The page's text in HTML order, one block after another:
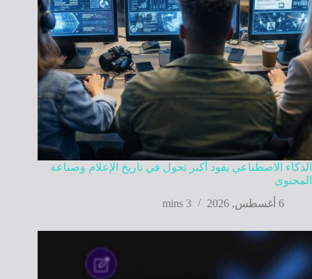
الذكاء الاصطناعي يقود أكبر تحول في تاريخ الإعلام وصناعة
المحتوى
6 أغسطس, 2026
3 mins